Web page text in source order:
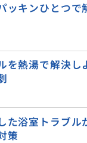
ッキンひとつで
を熱湯で解決し
た浴室トラブル
策